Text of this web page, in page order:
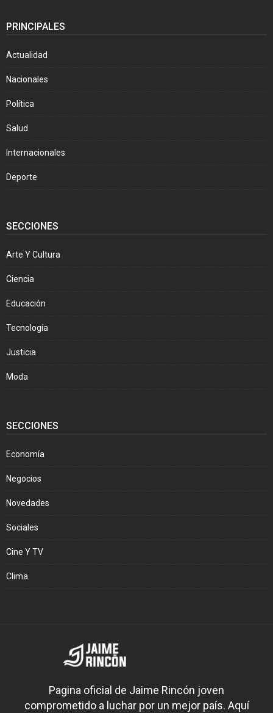
PRINCIPALES
Actualidad
Nacionales
Política
Salud
Internacionales
Deporte
SECCIONES
Arte Y Cultura
Ciencia
Educación
Tecnología
Justicia
Moda
SECCIONES
Economía
Negocios
Novedades
Sociales
Cine Y TV
Clima
Pagina oficial de Jaime Rincón joven
comprometido a luchar por un mejor país. Aquí